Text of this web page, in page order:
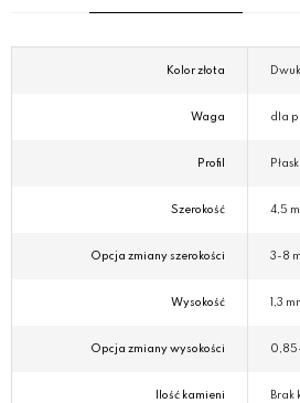
Kolor złota
Waga dla
Profil Płaski
Szerokość 4,5
Opcja zmiany szerokości 3-8
Wysokość 1,3
Opcja zmiany wysokości
Ilość kamieni Brak